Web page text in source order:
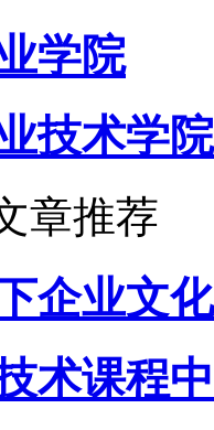
学院
技术学院
章推荐
企业文
术课程